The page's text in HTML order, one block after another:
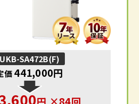
UKB-SA472B(F)
価441,000円